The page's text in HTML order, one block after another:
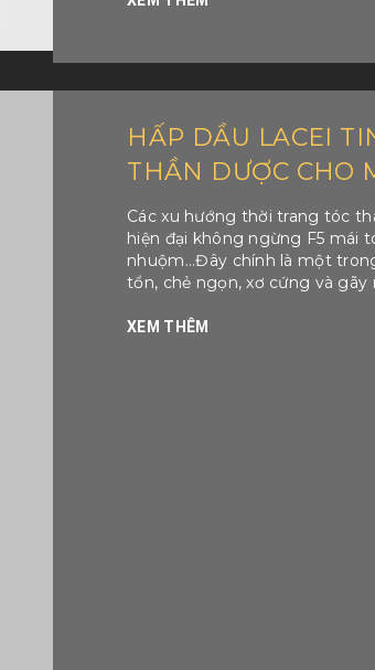
HẤP DẦU LACEI
THẦN DƯỢC CHO
Các xu hướng thời trang tóc
hiện đại không ngừng F5 mái
nhuộm...Đây chính là một
tổn, chẻ ngọn, xơ cứng và gãy
XEM THÊM